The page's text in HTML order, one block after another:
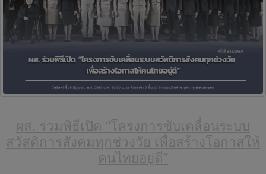
ผส. ร่วมพิธีเปิด “โครงการขับเคลื่อนระบบ
สวัสดิการสังคมทุกช่วงวัย เพื่อสร้างโอกาสให้
คนไทยอยู่ดี”